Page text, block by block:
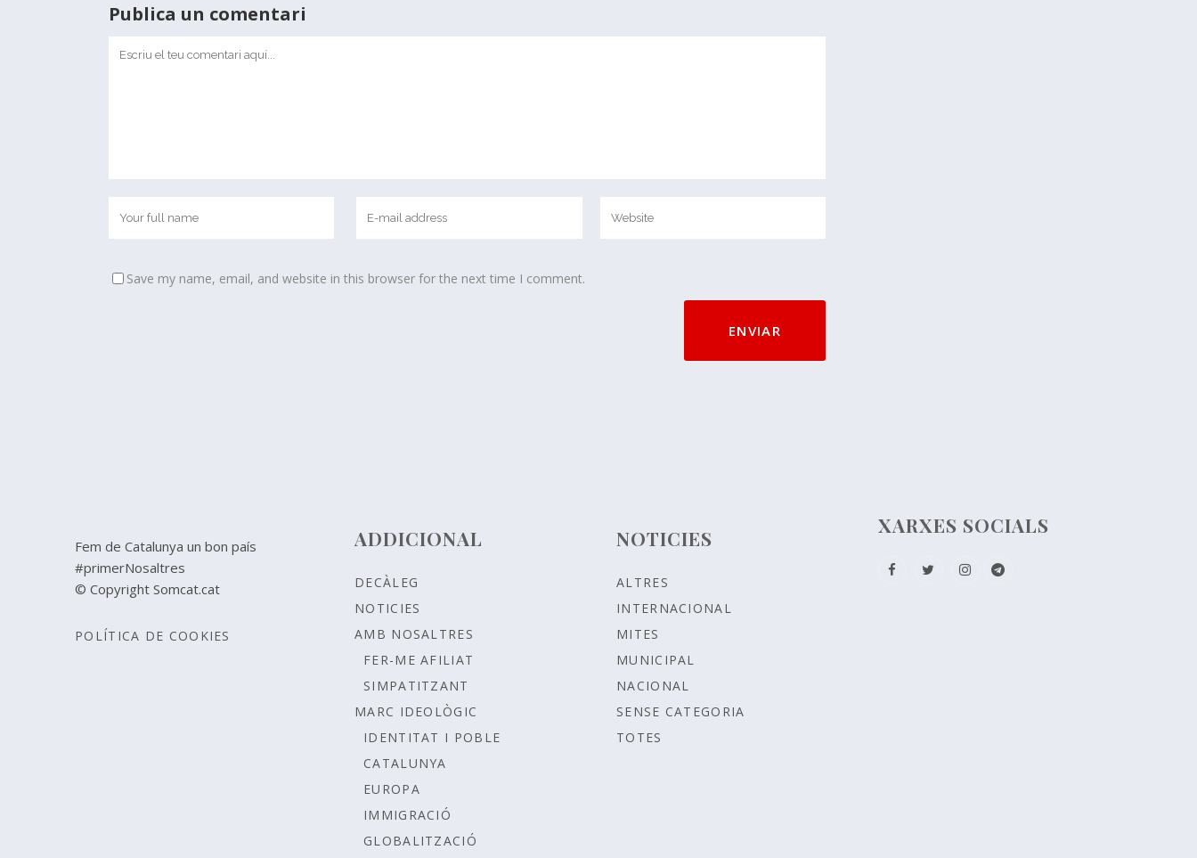
Publica un comentari
Save my name, email, and website in this browser for the next time I comment.
Fem de Catalunya un bon país
#primerNosaltres
© Copyright Somcat.cat
POLÍTICA DE COOKIES
ADDICIONAL
DECÀLEG
NOTICIES
AMB NOSALTRES
FER-ME AFILIAT
SIMPATITZANT
MARC IDEOLÒGIC
IDENTITAT I POBLE
CATALUNYA
EUROPA
IMMIGRACIÓ
GLOBALITZACIÓ
NOTICIES
ALTRES
INTERNACIONAL
MITES
MUNICIPAL
NACIONAL
SENSE CATEGORIA
TOTES
XARXES SOCIALS